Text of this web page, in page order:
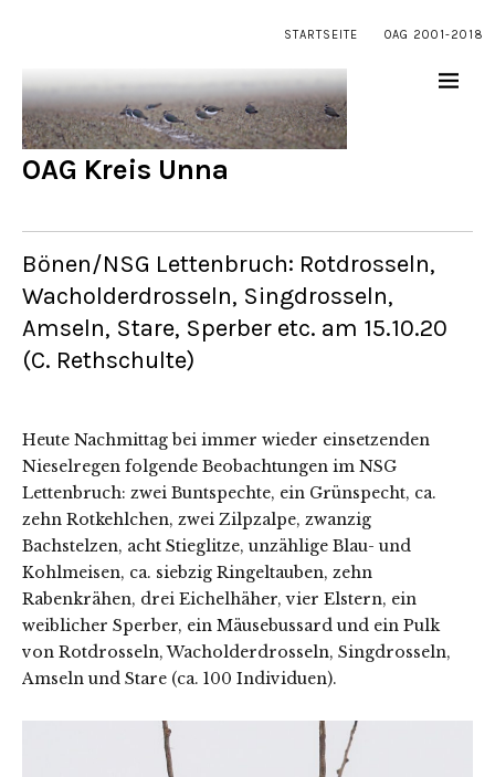
STARTSEITE OAG 2001-2018
OAG Kreis Unna
Bönen/NSG Lettenbruch: Rotdrosseln,
Wacholderdrosseln, Singdrosseln,
Amseln, Stare, Sperber etc. am 15.10.20
(C. Rethschulte)
Heute Nachmittag bei immer wieder einsetzenden
Nieselregen folgende Beobachtungen im NSG
Lettenbruch: zwei Buntspechte, ein Grünspecht, ca.
zehn Rotkehlchen, zwei Zilpzalpe, zwanzig
Bachstelzen, acht Stieglitze, unzählige Blau- und
Kohlmeisen, ca. siebzig Ringeltauben, zehn
Rabenkrähen, drei Eichelhäher, vier Elstern, ein
weiblicher Sperber, ein Mäusebussard und ein Pulk
von Rotdrosseln, Wacholderdrosseln, Singdrosseln,
Amseln und Stare (ca. 100 Individuen).